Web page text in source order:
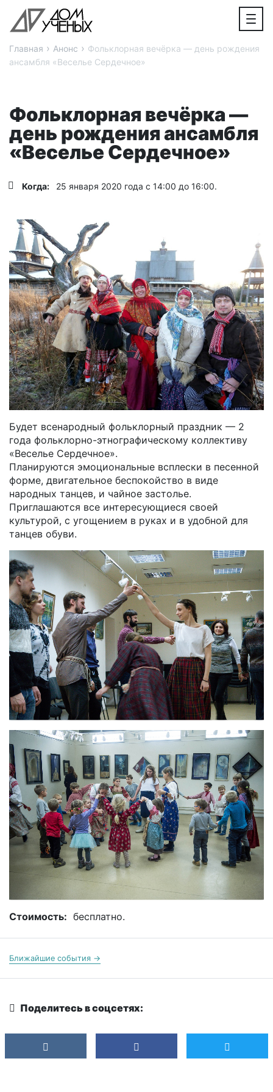
Главная › Анонс › Фольклорная вечёрка — день рождения
ансамбля «Веселье Сердечное»
Фольклорная вечёрка —
день рождения ансамбля
«Веселье Сердечное»
Когда: 25 января 2020 года с 14:00 до 16:00.
Будет всенародный фольклорный праздник — 2
года фольклорно-этнографическому коллективу
«Веселье Сердечное».
Планируются эмоциональные всплески в песенной
форме, двигательное беспокойство в виде
народных танцев, и чайное застолье.
Приглашаются все интересующиеся своей
культурой, с угощением в руках и в удобной для
танцев обуви.
Стоимость: бесплатно.
Ближайшие события →
Поделитесь в соцсетях: